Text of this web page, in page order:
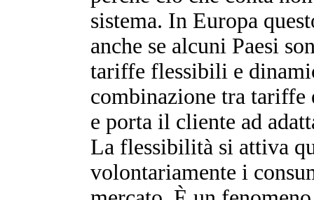
sistema. In Europa
anche se alcuni Paesi
tariffe flessibili e
combinazione tra tariffe
e porta il cliente ad
La flessibilità si attiva
volontariamente i